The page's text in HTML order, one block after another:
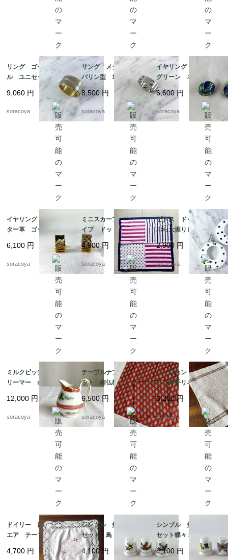
リング ゴールドメタ
ル ユニセックス メ
ンズ 24号 スカーフ
リングとしても 12ac
9,060 円
soracoya
リング メタル タン
バリン型 18号 ファ
ッションリング スカ
ーフリングにも 12acc
m13-4
8,500 円
soracoya
イヤリング 丸渦巻
グリーン ネイビー
エナメル加工 19ach8
6,600円
soracoya
イヤリング アリゲー
ター革 ゴールドカラ
ー スクウェア型 19
ach8-4
6,100 円
soracoya
ミニスカーフ ストラ
イプ ドット ビビッ
ド ピンク ネイビ
ー 12acdf20
4,600円
soracoya
ピアス ドット ぶら
ぶら大振りピアス 軽
くて大きいピアス 12
acce5
2,900 円
soracoya
ミルクピッチャー ク
リーマー 金彩格子
花ブーケ手描き クラシ
ックスタイル 19twm
12,000 円
soracoya
テーブルナプキン2枚セ
ット 南仏柄 ランチ
ョンマット ヴァルド
ローム ハンカチ ソ
レイアード マルチク
ロス 12cler3
6,500円
soracoya
トーション バスク織
り 厚手リネン キッ
チンクロス 天然素
材 麻 テーブルマッ
ト 生成りベージュ 1
2cler4
6,200円
soracoya
ドイリー 四角 スク
エア テーブルマッ
ト 花刺繍 12CLda1
9-４
4,700 円
シンブル 指ぬき 3個
セット 鳥 小鳥 裁縫
道具 12otef2-8
4,100円
シンブル 指ぬき 3個
セット蝶々 裁縫道具 1
2otef2-9
4,100 円